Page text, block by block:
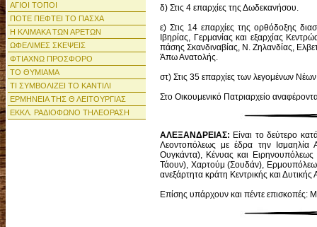
ΑΓΙΟΙ ΤΟΠΟΙ
ΠΟΤΕ ΠΕΦΤΕΙ ΤΟ ΠΑΣΧΑ
Η ΚΛΙΜΑΚΑ ΤΩΝ ΑΡΕΤΩΝ
ΩΦΕΛΙΜΕΣ ΣΚΕΨΕΙΣ
ΦΤΙΑΧΝΩ ΠΡΟΣΦΟΡΟ
ΤΟ ΘΥΜΙΑΜΑ
ΤΙ ΣΥΜΒΟΛΙΖΕΙ ΤΟ ΚΑΝΤΙΛΙ
ΕΡΜΗΝΕΙΑ ΤΗΣ Θ ΛΕΙΤΟΥΡΓΙΑΣ
ΕΚΚΛ. ΡΑΔΙΟΦΩΝΟ ΤΗΛΕΟΡΑΣΗ
δ) Στις 4 επαρχίες της Δωδεκανήσου.
ε) Στις 14 επαρχίες της ορθόδοξης
Ιβηρίας, Γερμανίας και εξαρχίας
πάσης Σκανδιναβίας, Ν. Ζηλανδίας,
Άπω Ανατολής.
στ) Στις 35 επαρχίες των λεγομένων
Στο Οικουμενικό Πατριαρχείο
ΑΛΕΞΑΝΔΡΕΙΑΣ: Είναι το δεύτερο
Λεοντοπόλεως με έδρα την
Ουγκάντα), Κένυας και
Τάουν), Χαρτούμ (Σουδάν),
ανεξάρτητα κράτη Κεντρικής και
Επίσης υπάρχουν και πέντε